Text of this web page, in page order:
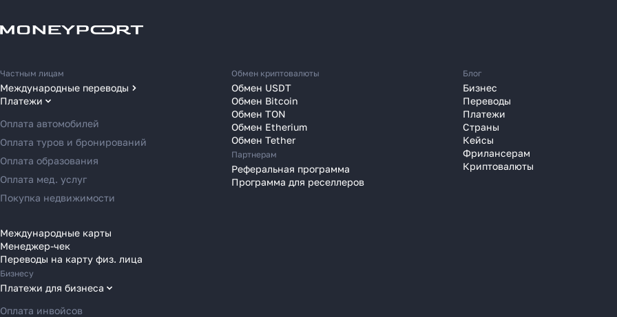
Частным лицам
Международные переводы
Переводы в США
Переводы в ОАЭ
Переводы в Европу
Переводы в Азию
Переводы в Россию
Переводы в Австрию
Переводы в Болгарию
Переводы в Венгрию
Переводы в Великобританию
Переводы в Грецию
Переводы в Германию
Платежи
Оплата автомобилей
Оплата туров и бронирований
Оплата образования
Оплата мед. услуг
Покупка недвижимости
Международные карты
Менеджер-чек
Переводы на карту физ. лица
Бизнесу
Платежи для бизнеса
Оплата инвойсов
Обмен криптовалюты
Обмен USDT
Обмен Bitcoin
Обмен TON
Обмен Etherium
Обмен Tether
Партнерам
Реферальная программа
Программа для реселлеров
Блог
Бизнес
Переводы
Платежи
Страны
Кейсы
Фрилансерам
Криптовалюты
за 2 часа вместо 120
Рассказали, почему банки уступили
место платёжным агентам
в 2025 году